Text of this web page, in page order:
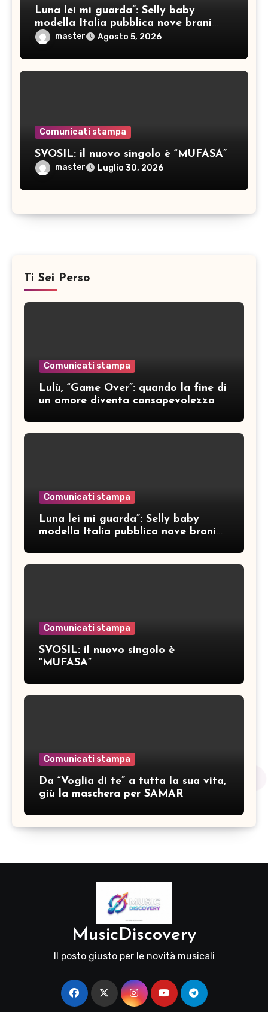
Luna lei mi guarda”: Selly baby
modella Italia pubblica nove brani
ineditimaster Agosto 5, 2026
Comunicati stampa
SVOSIL: il nuovo singolo è “MUFASA”
master Luglio 30, 2026
Ti Sei Perso
Comunicati stampa
Lulù, “Game Over”: quando la fine di
un amore diventa consapevolezza
Comunicati stampa
Luna lei mi guarda”: Selly baby
modella Italia pubblica nove brani
Comunicati stampa
SVOSIL: il nuovo singolo è
“MUFASA”
Comunicati stampa
Da “Voglia di te” a tutta la sua vita,
giù la maschera per SAMAR
MusicDiscovery
Il posto giusto per le novità musicali